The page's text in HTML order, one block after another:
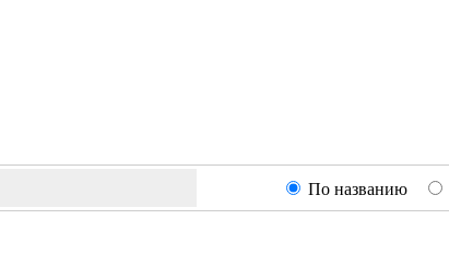
По названию